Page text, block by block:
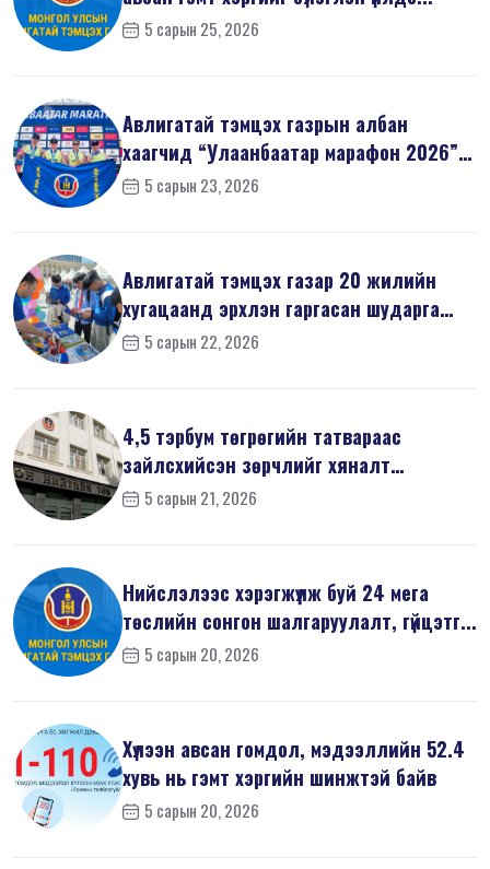
5 сарын 25, 2026
Авлигатай тэмцэх газрын албан
хаагчид “Улаанбаатар марафон 2026”-
д оро...
5 сарын 23, 2026
Авлигатай тэмцэх газар 20 жилийн
хугацаанд эрхлэн гаргасан шударга
ёсн...5 сарын 22, 2026
4,5 тэрбум төгрөгийн татвараас
зайлсхийсэн зөрчлийг хяналт
шалгалтаар ...
5 сарын 21, 2026
Нийслэлээс хэрэгжүүлж буй 24 мега
төслийн сонгон шалгаруулалт, гүйцэтг...
5 сарын 20, 2026
Хүлээн авсан гомдол, мэдээллийн 52.4
хувь нь гэмт хэргийн шинжтэй байв
5 сарын 20, 2026